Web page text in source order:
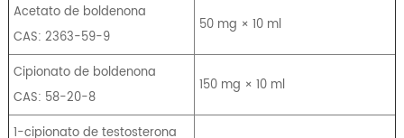
Acetato de boldenona
CAS: 2363-59-9
50 mg × 10 ml
Cipionato de boldenona
CAS: 58-20-8
150 mg × 10 ml
1-cipionato de testosterona